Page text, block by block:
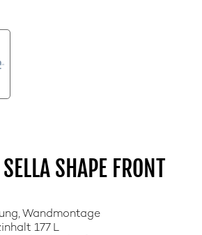
SHAPE FRONT
Wandmontage
177 L